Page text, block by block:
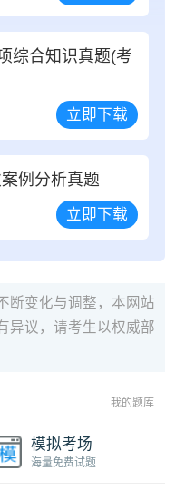
综合知识真题(考
立即下载
例分析真题
立即下载
断变化与调整，本网站
异议，请考生以权威部
我的题库
模拟考场
海量免费试题